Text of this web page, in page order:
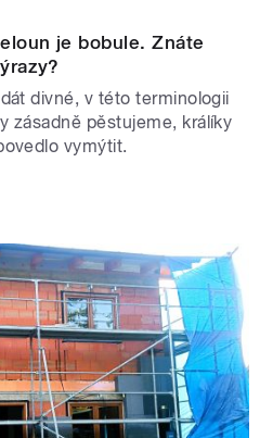
je bobule. Znáte
divné, v této terminologii
zásadně pěstujeme, králíky
vymýtit.